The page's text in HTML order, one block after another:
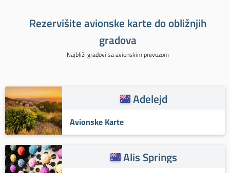
Rezervišite avionske karte do obližnjih
gradova
Najbliži gradovi sa avionskim prevozom
Adelejd
Avionske Karte
Alis Springs